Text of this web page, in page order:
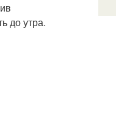
до утра.